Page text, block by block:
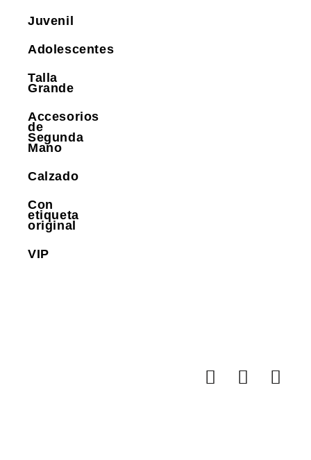
Juvenil
Adolescentes
Talla
Grande
Accesorios
de
Segunda
Mano
Calzado
Con
etiqueta
original
VIP